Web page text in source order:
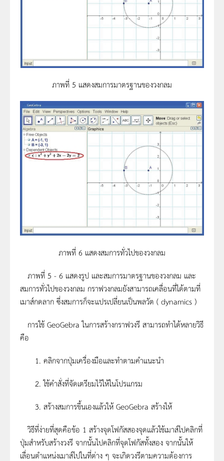
ภาพที่ 5 แสดงสมการมาตรฐานของวงกลม
ภาพที่ 6 แสดงสมการทั่วไปของวงกลม
ภาพที่ 5 - 6 แสดงรูป และสมการมาตรฐานของวงกลม และ
สมการทั่วไปของวงกลม กราฟวงกลมยังสามารถเคลื่อนที่ได้ตามที่
เมาส์กดลาก ซึ่งสมการก็จะแปรเปลี่ยนเป็นพลวัต ( dynamics )
การใช้ GeoGebra ในการสร้างกราฟวงรี สามารถทำได้หลายวิธี
คือ
1. คลิกจากปุ่มเครื่องมือและทำตามคำแนะนำ
2. ใช้คำสั่งที่จัดเตรียมไว้ให้ในโปรแกรม
3. สร้างสมการขึ้นเองแล้วให้ GeoGebra สร้างให้
วิธีที่ง่ายที่สุดคือข้อ 1 สร้างจุดโฟกัสสองจุดแล้วใช้เมาส์ไปคลิกที่
ปุ่มสำหรับสร้างวงรี จากนั้นไปคลิกที่จุดโฟกัสทั้งสอง จากนั้นให้
เลื่อนตำแหน่งเมาส์ไปในที่ต่าง ๆ จะเกิดวงรีตามความต้องการ